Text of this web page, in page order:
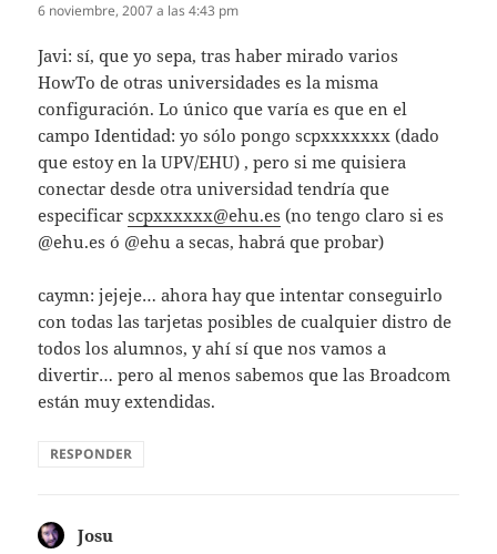
6 noviembre, 2007 a las 4:43 pm
Javi: sí, que yo sepa, tras haber mirado varios
HowTo de otras universidades es la misma
configuración. Lo único que varía es que en el
campo Identidad: yo sólo pongo scpxxxxxxx (dado
que estoy en la UPV/EHU) , pero si me quisiera
conectar desde otra universidad tendría que
especificarscpxxxxxx@ehu.es (no tengo claro si es
@ehu.es ó @ehu a secas, habrá que probar)
caymn: jejeje… ahora hay que intentar conseguirlo
con todas las tarjetas posibles de cualquier distro de
todos los alumnos, y ahí sí que nos vamos a
divertir… pero al menos sabemos que las Broadcom
están muy extendidas.
RESPONDER
Josu